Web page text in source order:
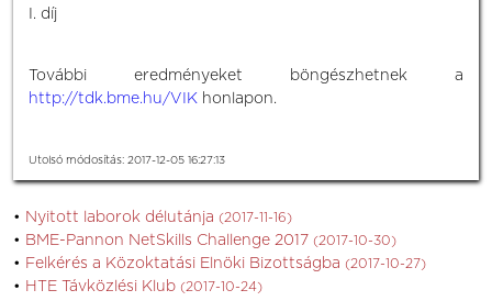
I. díj
További eredményeket böngészhetnek a
http://tdk.bme.hu/VIK honlapon.
Utolsó módosítás: 2017-12-05 16:27:13
Nyitott laborok délutánja (2017-11-16)
BME-Pannon NetSkills Challenge 2017 (2017-10-30)
Felkérés a Közoktatási Elnöki Bizottságba (2017-10-27)
HTE Távközlési Klub (2017-10-24)